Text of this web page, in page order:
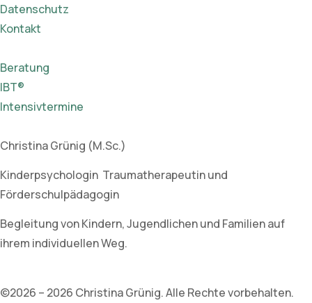
Datenschutz
Kontakt
Beratung
IBT®
Intensivtermine
Christina Grünig (M.Sc.)
Kinderpsychologin Traumatherapeutin und
Förderschulpädagogin
Begleitung von Kindern, Jugendlichen und Familien auf
ihrem individuellen Weg.
©2026 – 2026 Christina Grünig. Alle Rechte vorbehalten.